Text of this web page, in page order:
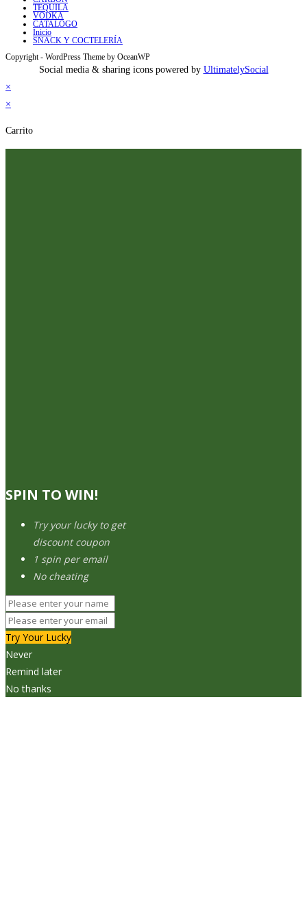
TEQUILA
VODKA
CATALOGO
Inicio
SNACK Y COCTELERÍA
Copyright - WordPress Theme by OceanWP
Social media & sharing icons powered by UltimatelySocial
×
×
Carrito
SPIN TO WIN!
Try your lucky to get
discount coupon
1 spin per email
No cheating
Try Your Lucky
Never
Remind later
No thanks